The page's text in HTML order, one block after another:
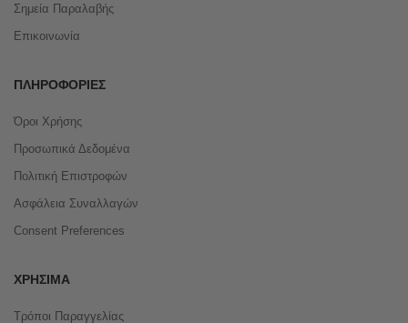
Σημεία Παραλαβής
Επικοινωνία
ΠΛΗΡΟΦΟΡΊΕΣ
Όροι Χρήσης
Προσωπικά Δεδομένα
Πολιτική Επιστροφών
Ασφάλεια Συναλλαγών
Consent Preferences
ΧΡΉΣΙΜΑ
Τρόποι Παραγγελίας